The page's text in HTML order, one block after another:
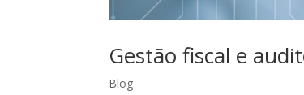
Gestão fiscal e
Blog